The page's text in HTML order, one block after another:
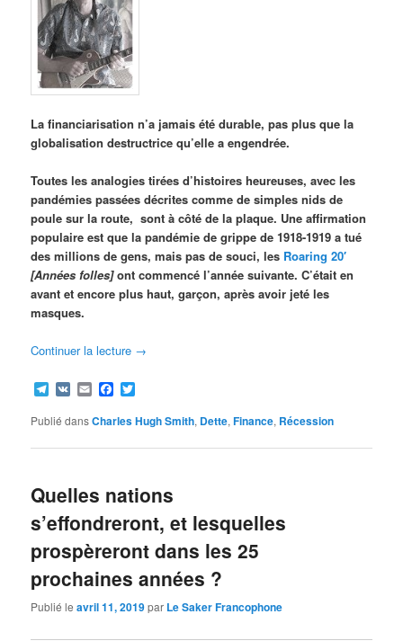
La financiarisation n’a jamais été durable, pas plus que la
globalisation destructrice qu’elle a engendrée.
Toutes les analogies tirées d’histoires heureuses, avec les
pandémies passées décrites comme de simples nids de
poule sur la route, sont à côté de la plaque. Une affirmation
populaire est que la pandémie de grippe de 1918-1919 a tué
des millions de gens, mais pas de souci, les Roaring 20′
[Années folles]ont commencé l’année suivante. C’était en
avant et encore plus haut, garçon, après avoir jeté les
masques.
Continuer la lecture →
Telegram
VK EmailFacebook
Publié dansCharles Hugh Smith, Dette,Finance, Récession
Quelles nations
s’effondreront, et lesquelles
prospèreront dans les 25
prochaines années ?
Publié leavril 11, 2019par Le Saker Francophone